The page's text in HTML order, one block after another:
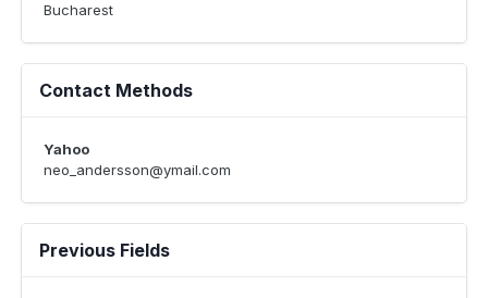
Bucharest
Contact Methods
Yahoo
neo_andersson@ymail.com
Previous Fields